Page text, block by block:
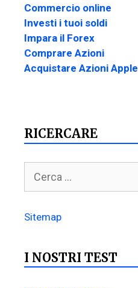
Commercio online
Investi i tuoi soldi
Impara il Forex
Comprare Azioni
Acquistare Azioni Apple
RICERCARE
Sitemap
I NOSTRI TEST